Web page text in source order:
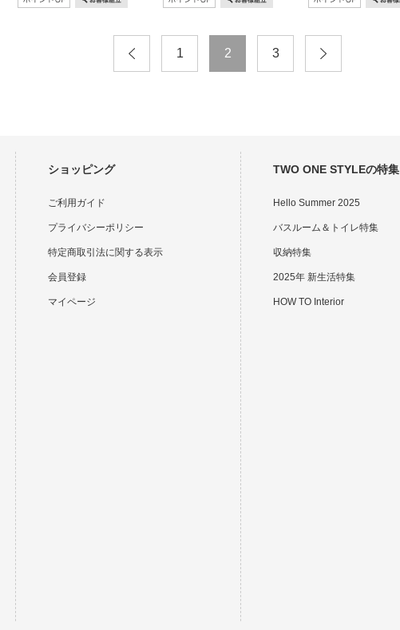
1 2 3
ショッピング
ご利用ガイド
プライバシーポリシー
特定商取引法に関する表示
会員登録
マイページ
TWO ONE STYLEの特集
Hello Summer 2025
バスルーム＆トイレ特集
収納特集
2025年 新生活特集
HOW TO Interior